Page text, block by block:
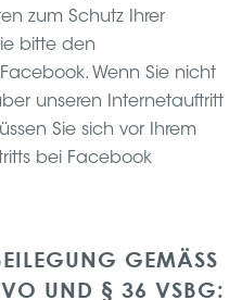
zum Schutz Ihrer
bitte den
Wenn Sie nicht
unseren Internetauftritt
Sie sich vor Ihrem
bei Facebook
GEMÄSS A
UND § 36 VSBG: